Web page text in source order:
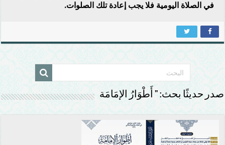
في الصلاة اليومية فلا يجب إعادة تلك الصلوات.
صدر حديثًا بحث: ” أَطْوَارُ الإمَامَة